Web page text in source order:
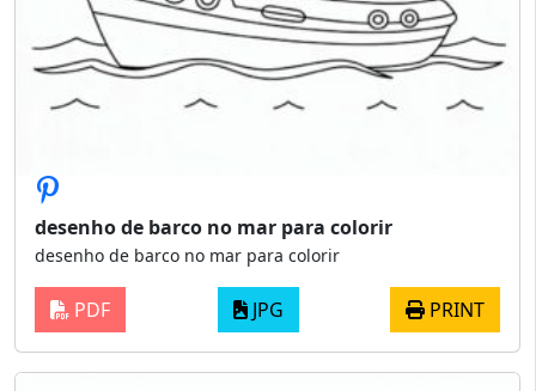
desenho de barco no mar para colorir
desenho de barco no mar para colorir
PDF JPG PRINT